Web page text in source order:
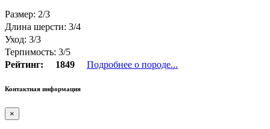
Размер: 2/3
Длина шерсти: 3/4
Уход: 3/3
Терпимость: 3/5
Рейтинг:
1849 Подробнее о породе...
Контактная информация
×